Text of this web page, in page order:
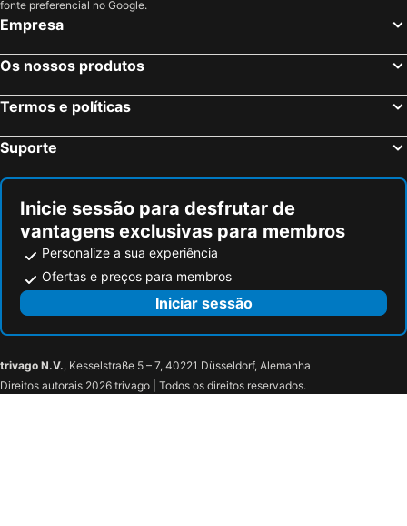
fonte preferencial no Google.
Empresa
Os nossos produtos
Termos e políticas
Suporte
Inicie sessão para desfrutar de
vantagens exclusivas para membros
Personalize a sua experiência
Ofertas e preços para membros
Iniciar sessão
trivago N.V., Kesselstraße 5 – 7, 40221 Düsseldorf, Alemanha
Direitos autorais 2026 trivago | Todos os direitos reservados.